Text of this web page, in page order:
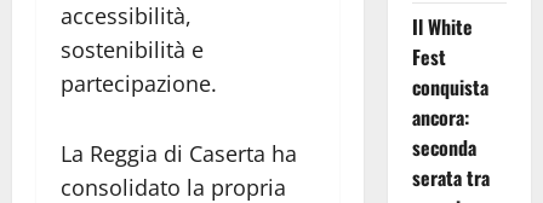
accessibilità,
sostenibilità e
partecipazione.
La Reggia di Caserta ha
consolidato la propria
Il White
Fest
conquista
ancora:
seconda
serata tra